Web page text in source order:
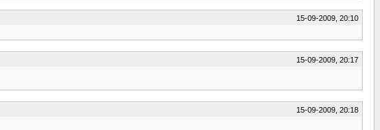
15-09-2009, 20:10
15-09-2009, 20:17
15-09-2009, 20:18